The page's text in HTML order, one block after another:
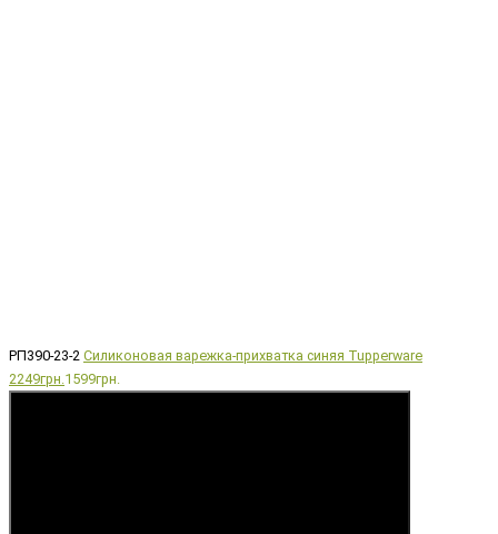
РП390-23-2 Силиконовая варежка-прихватка синяя Tupperware
2249грн.1599грн.